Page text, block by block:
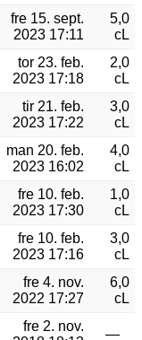
fre 15. sept.
2023 17:11
5,0
cL
tor 23. feb.
2023 17:18
2,0
cL
tir 21. feb.
2023 17:22
3,0
cL
man 20. feb.
2023 16:02
4,0
cL
fre 10. feb.
2023 17:30
1,0
cL
fre 10. feb.
2023 17:16
3,0
cL
fre 4. nov.
2022 17:27
6,0
cL
fre 2. nov.
—